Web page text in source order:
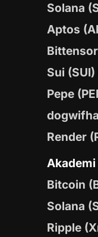
Solana
Aptos
Bittensor
Sui (SUI)
Pepe
Render
Akademi
Bitcoin
Solana
Ripple